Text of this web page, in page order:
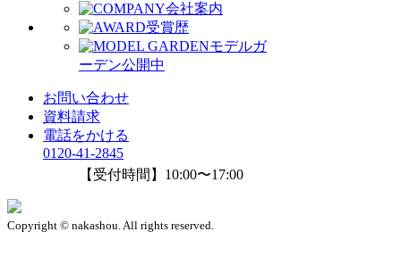
会社案内
受賞歴
モデルガ
ーデン公開中
お問い合わせ
資料請求
電話をかける
0120-41-2845
【受付時間】10:00〜17:00
Copyright © nakashou. All rights reserved.